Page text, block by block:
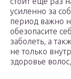
усиленно за
период важно
обезопасите
заболеть, а
не только
здоровье